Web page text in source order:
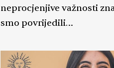
neprocjenjive važnosti
smo povrijedili…